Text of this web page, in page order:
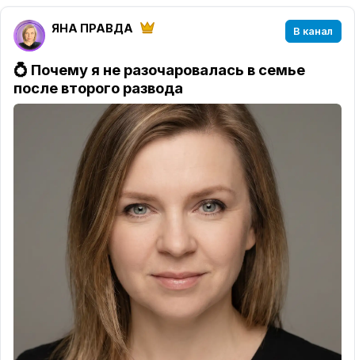
ЯНА ПРАВДА В канал
💍 Почему я не разочаровалась в семье
после второго развода